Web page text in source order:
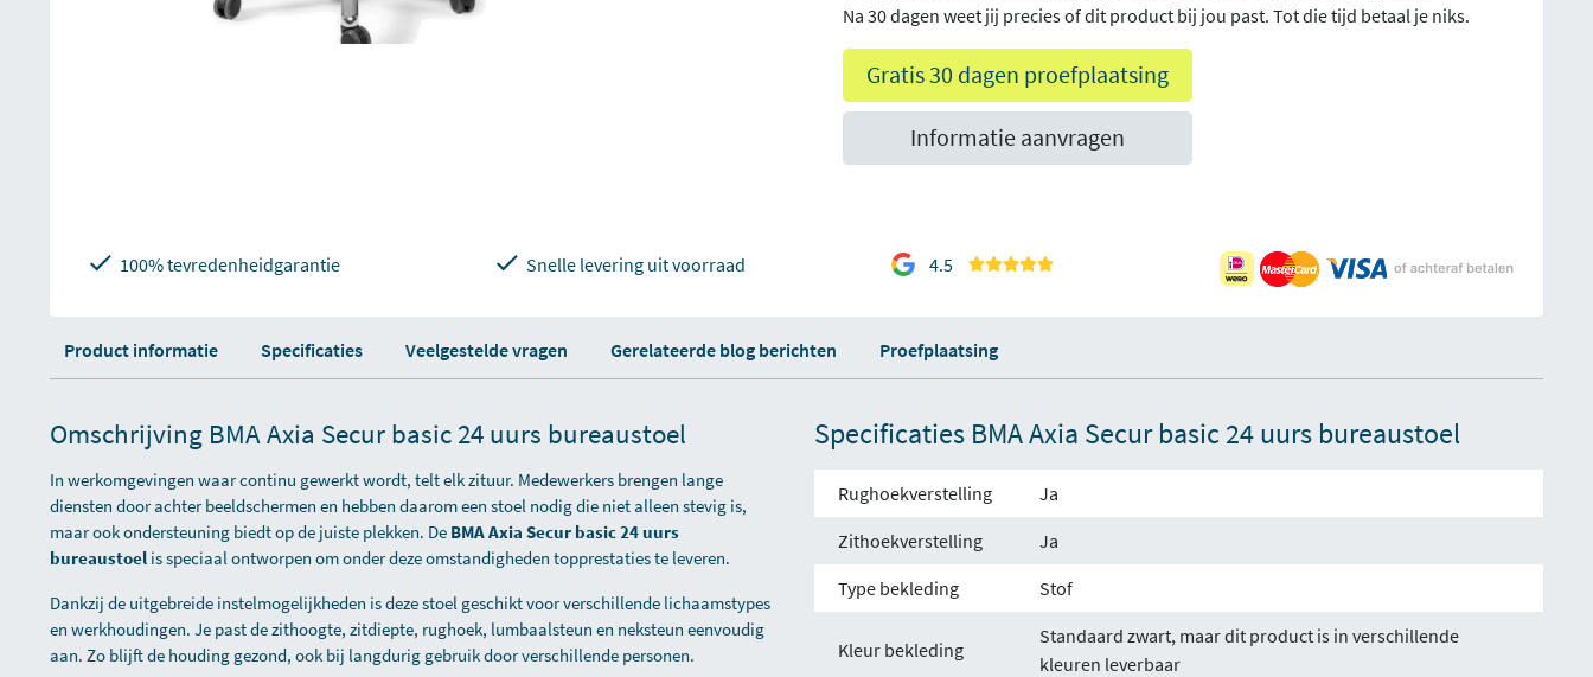
Na 30 dagen weet jij precies of dit product bij jou past. Tot die tijd betaal je niks.
Gratis 30 dagen proefplaatsing
Informatie aanvragen
100% tevredenheidgarantie Snelle levering uit voorraad 4.5
Product informatie Specificaties Veelgestelde vragen Gerelateerde blog berichten Proefplaatsing
Omschrijving BMA Axia Secur basic 24 uurs bureaustoel
In werkomgevingen waar continu gewerkt wordt, telt elk zituur. Medewerkers brengen lange
diensten door achter beeldschermen en hebben daarom een stoel nodig die niet alleen stevig is,
maar ook ondersteuning biedt op de juiste plekken. De BMA Axia Secur basic 24 uurs
bureaustoel is speciaal ontworpen om onder deze omstandigheden topprestaties te leveren.
Dankzij de uitgebreide instelmogelijkheden is deze stoel geschikt voor verschillende lichaamstypes
en werkhoudingen. Je past de zithoogte, zitdiepte, rughoek, lumbaalsteun en neksteun eenvoudig
aan. Zo blijft de houding gezond, ook bij langdurig gebruik door verschillende personen.
Specificaties BMA Axia Secur basic 24 uurs bureaustoel
Rughoekverstelling
Ja
Zithoekverstelling
Ja
Type bekleding
Stof
Kleur bekleding
Standaard zwart, maar dit product is in verschillende
kleuren leverbaar